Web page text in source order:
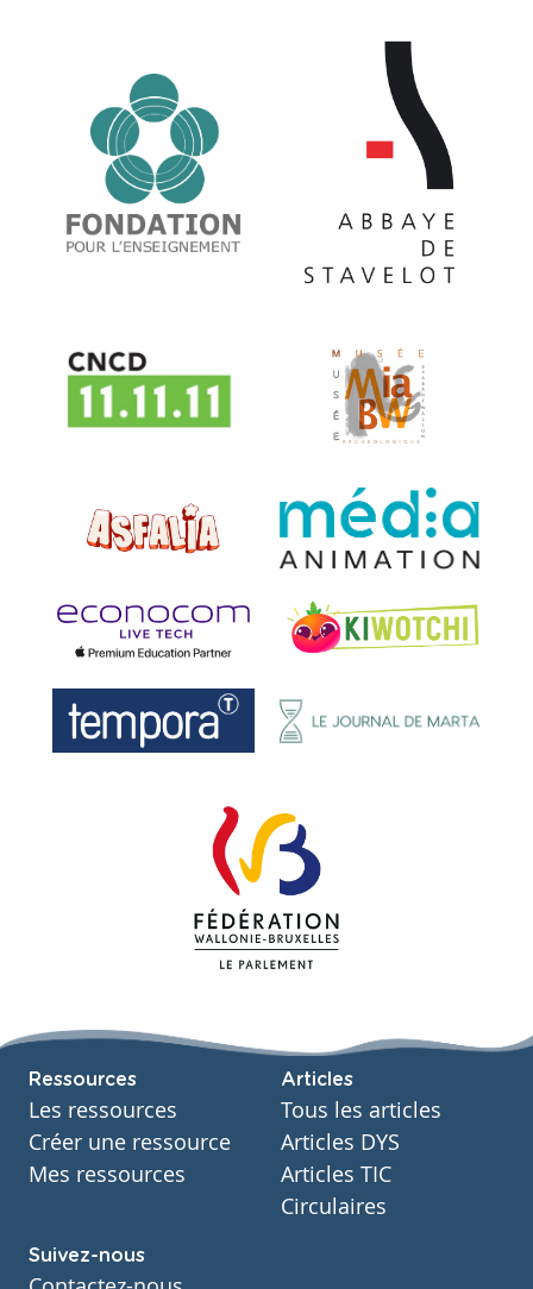
Ressources
Les ressources
Créer une ressource
Mes ressources
Articles
Tous les articles
Articles DYS
Articles TIC
Circulaires
Suivez-nous